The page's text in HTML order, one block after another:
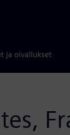
ja oivallukset